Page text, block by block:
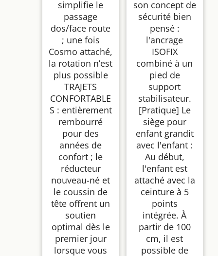
simplifie le
passage
dos/face route
; une fois
Cosmo attaché,
la rotation n’est
plus possible
TRAJETS
CONFORTABLE
S : entièrement
rembourré
pour des
années de
confort ; le
réducteur
nouveau-né et
le coussin de
tête offrent un
soutien
optimal dès le
premier jour
lorsque vous
son concept de
sécurité bien
pensé :
l'ancrage
ISOFIX
combiné à un
pied de
support
stabilisateur.
[Pratique] Le
siège pour
enfant grandit
avec l'enfant :
Au début,
l'enfant est
attaché avec la
ceinture à 5
points
intégrée. À
partir de 100
cm, il est
possible de